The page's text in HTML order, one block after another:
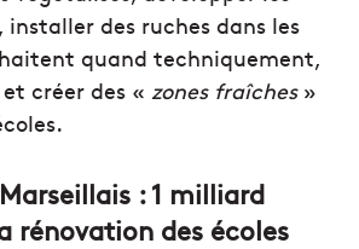
des ruches dans les
quand techniquement,
créer des « zones fraîches»
:1 milliard
rénovation des écoles